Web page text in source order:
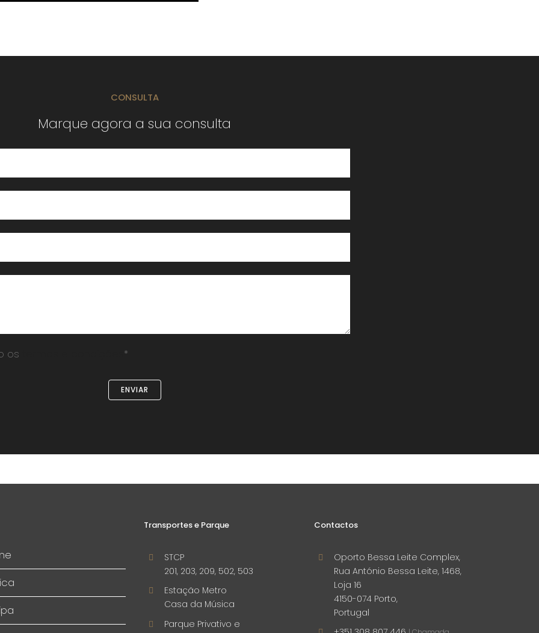
CONSULTA
Marque agora a sua consulta
os *
Transportes e Parque
STCP
201, 203, 209, 502, 503
Estação Metro
Casa da Música
Parque Privativo e
Contactos
Oporto Bessa Leite Complex,
Rua António Bessa Leite, 1468,
Loja 16
4150-074 Porto,
Portugal